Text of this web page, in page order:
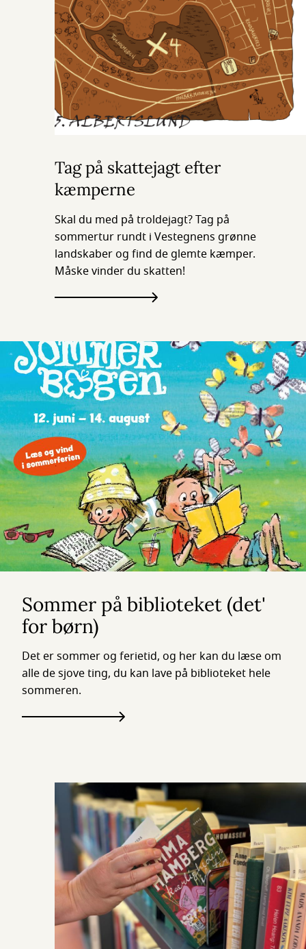
Tag på skattejagt efter
kæmperne
Skal du med på troldejagt? Tag på
sommertur rundt i Vestegnens grønne
landskaber og find de glemte kæmper.
Måske vinder du skatten!
Sommer på biblioteket (det'
for børn)
Det er sommer og ferietid, og her kan du læse om
alle de sjove ting, du kan lave på biblioteket hele
sommeren.